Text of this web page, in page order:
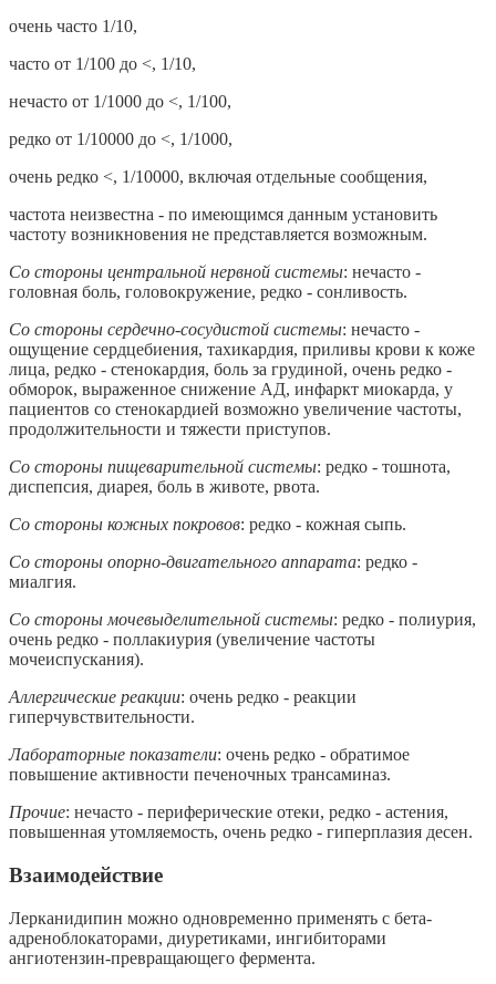
очень часто 1/10,
часто от 1/100 до <, 1/10,
нечасто от 1/1000 до <, 1/100,
редко от 1/10000 до <, 1/1000,
очень редко <, 1/10000, включая отдельные сообщения,
частота неизвестна - по имеющимся данным установить
частоту возникновения не представляется возможным.
Со стороны центральной нервной системы: нечасто -
головная боль, головокружение, редко - сонливость.
Со стороны сердечно-сосудистой системы: нечасто -
ощущение сердцебиения, тахикардия, приливы крови к коже
лица, редко - стенокардия, боль за грудиной, очень редко -
обморок, выраженное снижение АД, инфаркт миокарда, у
пациентов со стенокардией возможно увеличение частоты,
продолжительности и тяжести приступов.
Со стороны пищеварительной системы: редко - тошнота,
диспепсия, диарея, боль в животе, рвота.
Со стороны кожных покровов: редко - кожная сыпь.
Со стороны опорно-двигательного аппарата: редко -
миалгия.
Со стороны мочевыделительной системы: редко - полиурия,
очень редко - поллакиурия (увеличение частоты
мочеиспускания).
Аллергические реакции: очень редко - реакции
гиперчувствительности.
Лабораторные показатели: очень редко - обратимое
повышение активности печеночных трансаминаз.
Прочие: нечасто - периферические отеки, редко - астения,
повышенная утомляемость, очень редко - гиперплазия десен.
Взаимодействие
Лерканидипин можно одновременно применять с бета-
адреноблокаторами, диуретиками, ингибиторами
ангиотензин-превращающего фермента.